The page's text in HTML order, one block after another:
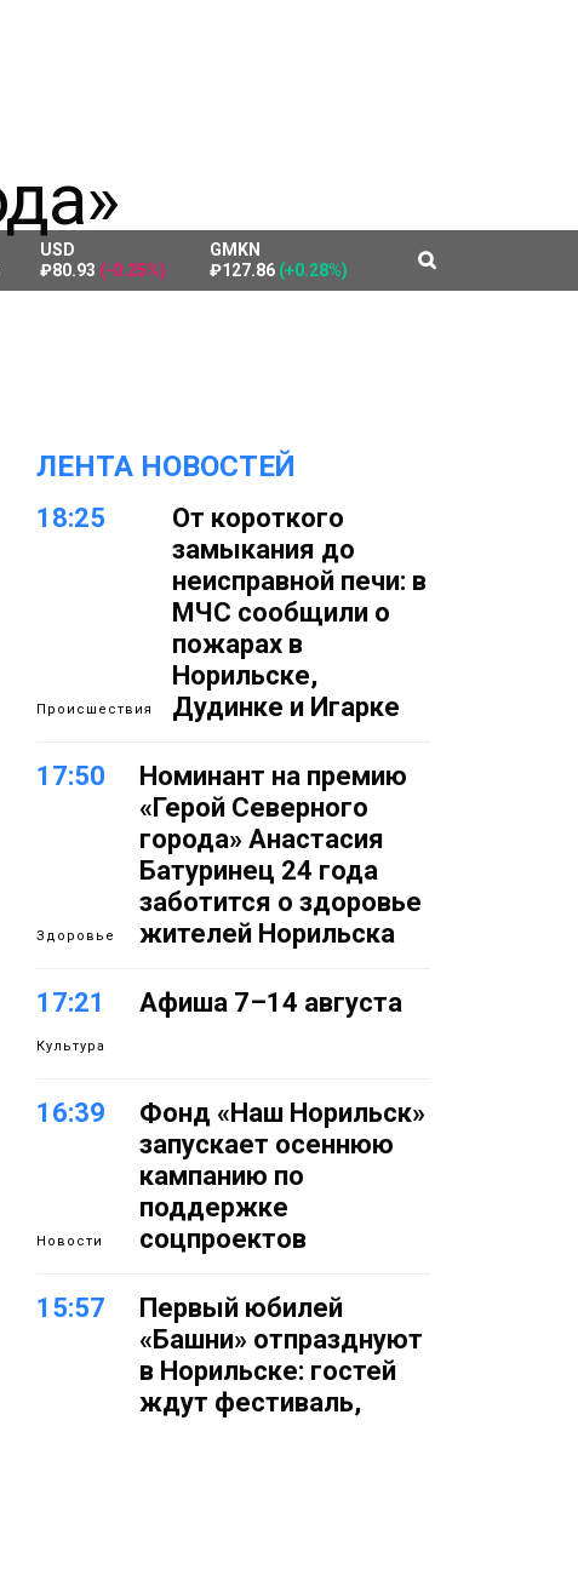
USD
₽80.93 (-0.25%)
GMKN
₽127.86 (+0.28%)
ЛЕНТА НОВОСТЕЙ
18:25
Происшествия
От короткого
замыкания до
неисправной печи: в
МЧС сообщили о
пожарах в
Норильске,
Дудинке и Игарке
17:50
Здоровье
Номинант на премию
«Герой Северного
города» Анастасия
Батуринец 24 года
заботится о здоровье
жителей Норильска
17:21
Культура
Афиша 7–14 августа
16:39
Новости
Фонд «Наш Норильск»
запускает осеннюю
кампанию по
поддержке
соцпроектов
15:57
Первый юбилей
«Башни» отпразднуют
в Норильске: гостей
ждут фестиваль,